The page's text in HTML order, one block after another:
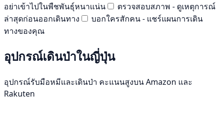
อย่าเข้าไปในพืชพันธุ์หนาแน่น
ตรวจสอบสภาพ - ดูเหตุการณ์
ล่าสุดก่อนออกเดินทาง
บอกใครสักคน - แชร์แผนการเดิน
ทางของคุณ
อุปกรณ์เดินป่าในญี่ปุ่น
อุปกรณ์รับมือหมีและเดินป่า คะแนนสูงบน Amazon และ
Rakuten